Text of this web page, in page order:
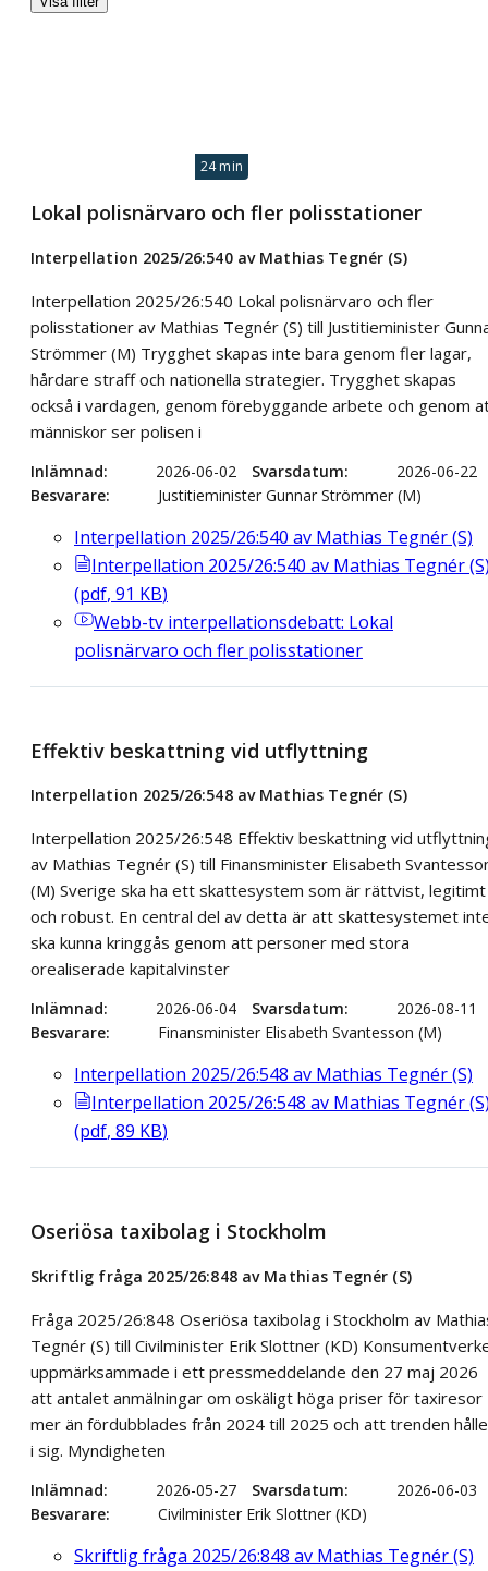
24 min
Lokal polisnärvaro och fler polisstationer
Interpellation 2025/26:540 av Mathias Tegnér (S)
Interpellation 2025/26:540 Lokal polisnärvaro och fler
polisstationer av Mathias Tegnér (S) till Justitieminister
Strömmer (M) Trygghet skapas inte bara genom fler lagar,
hårdare straff och nationella strategier. Trygghet skapas
också i vardagen, genom förebyggande arbete och genom
människor ser polisen i
Inlämnad 2026-06-02 Svarsdatum
2026-06-22
Besvarare
Justitieminister Gunnar Strömmer (M)
Interpellation 2025/26:540 av Mathias Tegnér (S)
Interpellation 2025/26:540 av Mathias Tegnér
(pdf, 91 KB)
Webb-tv interpellationsdebatt: Lokal
polisnärvaro och fler polisstationer
Effektiv beskattning vid utflyttning
Interpellation 2025/26:548 av Mathias Tegnér (S)
Interpellation 2025/26:548 Effektiv beskattning vid
av Mathias Tegnér (S) till Finansminister Elisabeth
(M) Sverige ska ha ett skattesystem som är rättvist, legitimt
och robust. En central del av detta är att skattesystemet
ska kunna kringgås genom att personer med stora
orealiserade kapitalvinster
Inlämnad 2026-06-04 Svarsdatum
2026-08-11
Besvarare
Finansminister Elisabeth Svantesson (M)
Interpellation 2025/26:548 av Mathias Tegnér (S)
Interpellation 2025/26:548 av Mathias Tegnér
(pdf, 89 KB)
Oseriösa taxibolag i Stockholm
Skriftlig fråga 2025/26:848 av Mathias Tegnér (S)
Fråga 2025/26:848 Oseriösa taxibolag i Stockholm av
Tegnér (S) till Civilminister Erik Slottner (KD)
uppmärksammade i ett pressmeddelande den 27 maj 2026
att antalet anmälningar om oskäligt höga priser för taxiresor
mer än fördubblades från 2024 till 2025 och att trenden
i sig. Myndigheten
Inlämnad 2026-05-27 Svarsdatum
2026-06-03
Besvarare
Civilminister Erik Slottner (KD)
Skriftlig fråga 2025/26:848 av Mathias Tegnér (S)